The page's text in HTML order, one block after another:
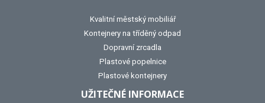
Kvalitní městský mobiliář
Kontejnery na tříděný odpad
Dopravní zrcadla
Plastové popelnice
Plastové kontejnery
UŽITEČNÉ INFORMACE